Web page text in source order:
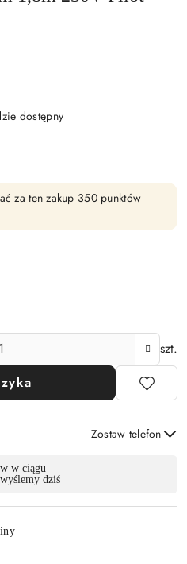
dostępny
za ten zakup 350 punktów
szt.
Zostaw telefon
w ciągu
dziś